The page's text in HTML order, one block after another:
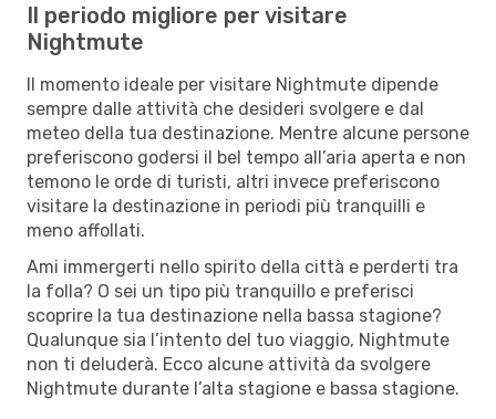
Il periodo migliore per visitare
Nightmute
Il momento ideale per visitare Nightmute dipende
sempre dalle attività che desideri svolgere e dal
meteo della tua destinazione. Mentre alcune persone
preferiscono godersi il bel tempo all’aria aperta e non
temono le orde di turisti, altri invece preferiscono
visitare la destinazione in periodi più tranquilli e
meno affollati.
Ami immergerti nello spirito della città e perderti tra
la folla? O sei un tipo più tranquillo e preferisci
scoprire la tua destinazione nella bassa stagione?
Qualunque sia l’intento del tuo viaggio, Nightmute
non ti deluderà. Ecco alcune attività da svolgere
Nightmute durante l’alta stagione e bassa stagione.